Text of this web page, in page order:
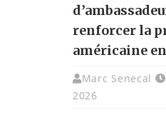
renforcer la
américaine
Marc Senecal
2026